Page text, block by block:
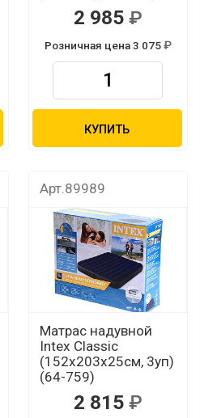
2 985
Розничная цена 3 075
КУПИТЬ
Арт.89989
Матрас надувной
Intex Classic
(152х203х25см, 3уп)
(64-759)
2 815